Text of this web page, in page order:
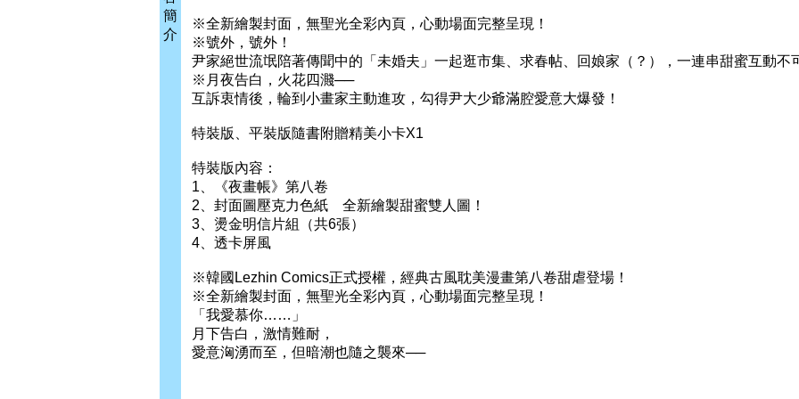
簡
介
※全新繪製封面，無聖光全彩內頁，心動場面完整呈現！
※號外，號外！
尹家絕世流氓陪著傳聞中的「未婚夫」一起逛市集、求春帖、回娘家（？），一連串甜蜜互動
※月夜告白，火花四濺──
互訴衷情後，輪到小畫家主動進攻，勾得尹大少爺滿腔愛意大爆發！
特裝版、平裝版隨書附贈精美小卡X1
特裝版內容：
1、《夜畫帳》第八卷
2、封面圖壓克力色紙 全新繪製甜蜜雙人圖！
3、燙金明信片組（共6張）
4、透卡屏風
※韓國Lezhin Comics正式授權，經典古風耽美漫畫第八卷甜虐登場！
※全新繪製封面，無聖光全彩內頁，心動場面完整呈現！
「我愛慕你……」
月下告白，激情難耐，
愛意洶湧而至，但暗潮也隨之襲來──